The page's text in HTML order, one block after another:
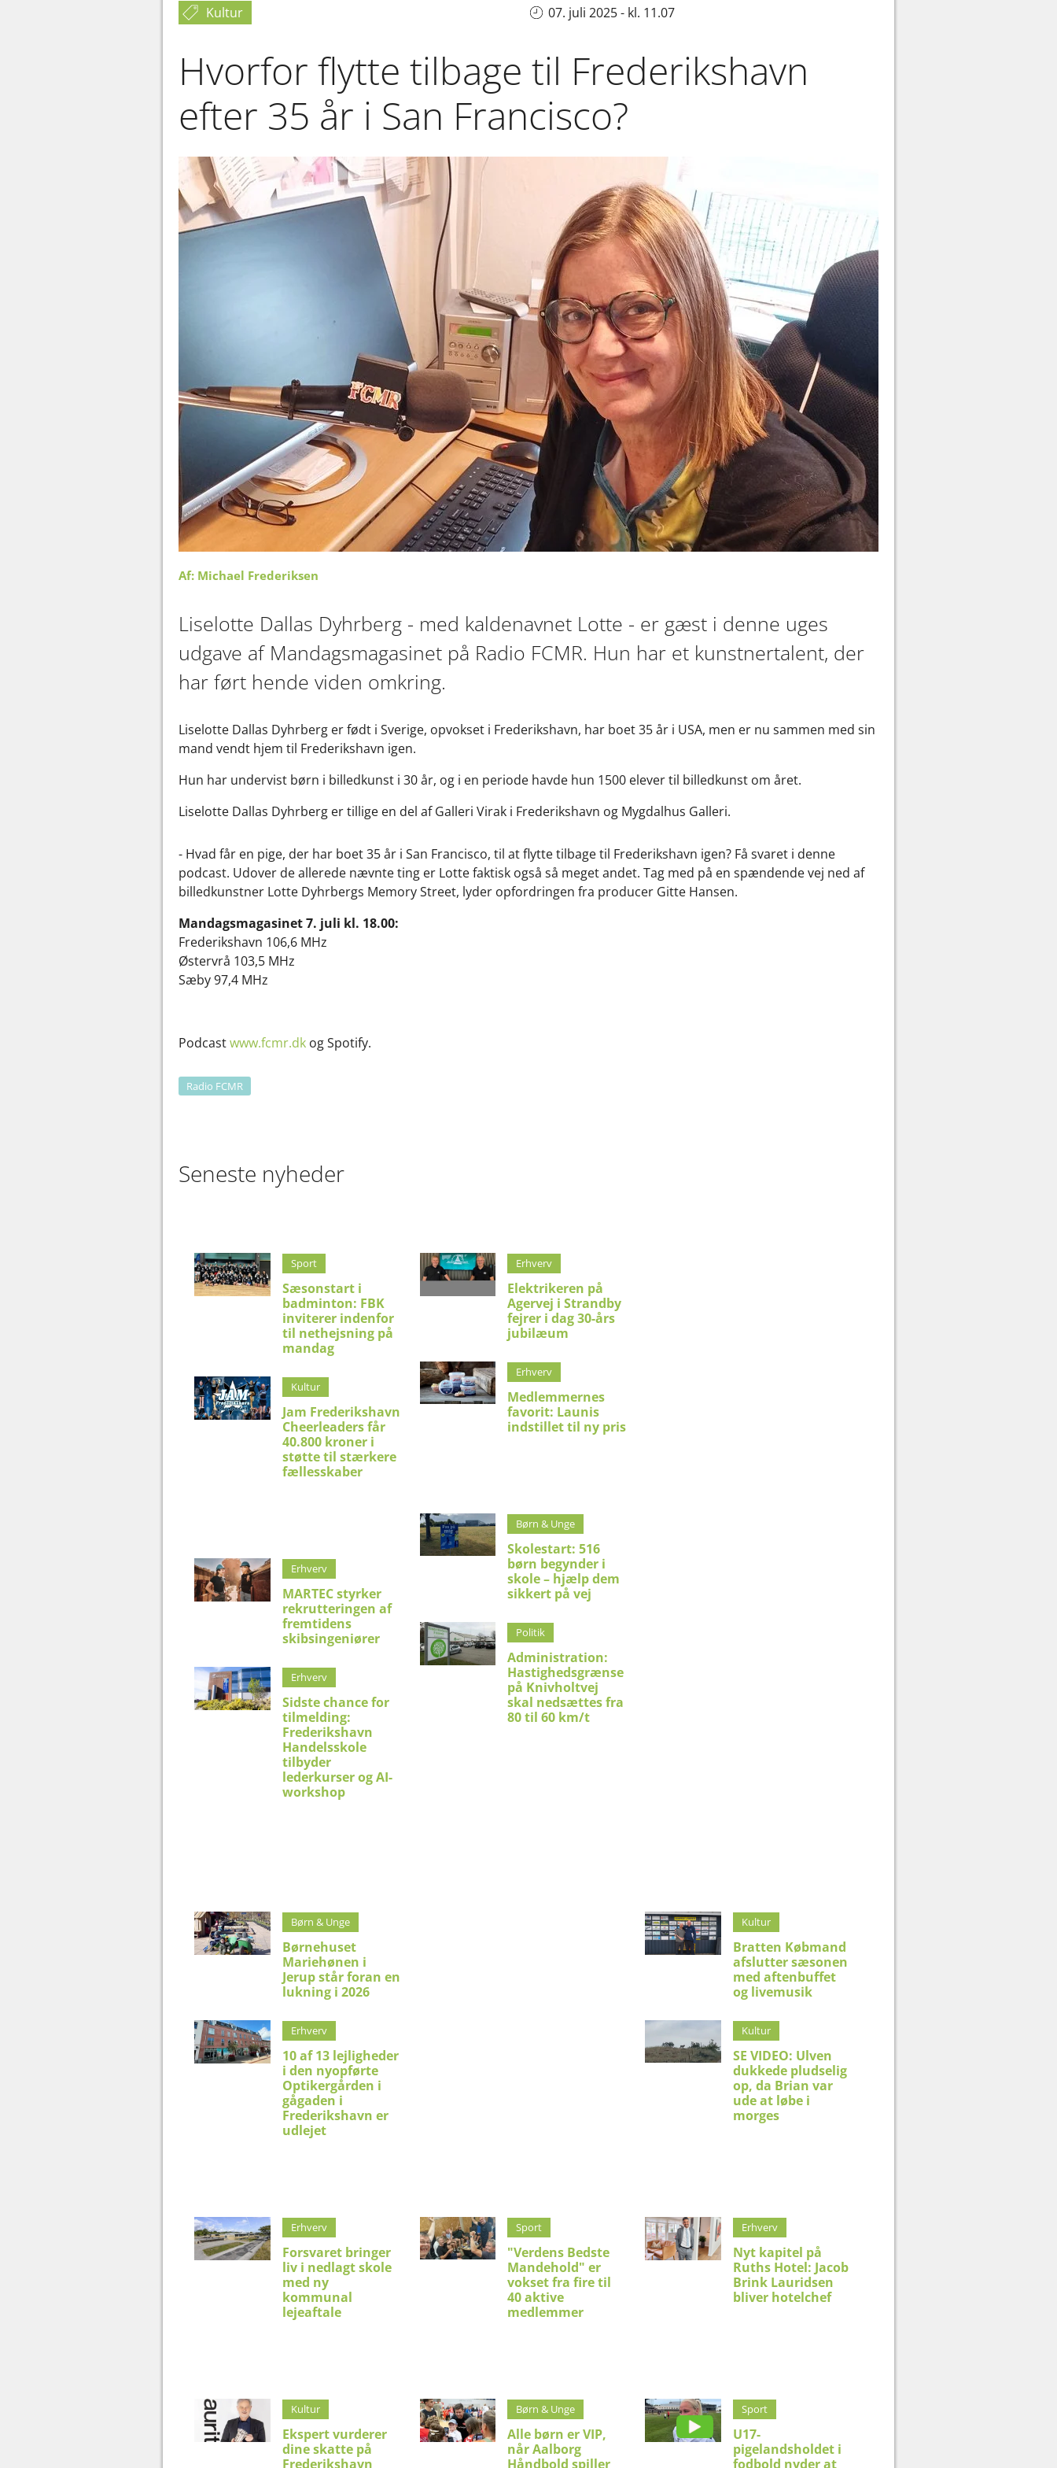
Kultur 07. juli 2025 - kl. 11.07
Hvorfor flytte tilbage til Frederikshavn
efter 35 år i San Francisco?
Af: Michael Frederiksen
Liselotte Dallas Dyhrberg - med kaldenavnet Lotte - er gæst i denne uges
udgave af Mandagsmagasinet på Radio FCMR. Hun har et kunstnertalent, der
har ført hende viden omkring.
Liselotte Dallas Dyhrberg er født i Sverige, opvokset i Frederikshavn, har boet 35 år i USA, men er nu sammen med sin
mand vendt hjem til Frederikshavn igen.
Hun har undervist børn i billedkunst i 30 år, og i en periode havde hun 1500 elever til billedkunst om året.
Liselotte Dallas Dyhrberg er tillige en del af Galleri Virak i Frederikshavn og Mygdalhus Galleri.
- Hvad får en pige, der har boet 35 år i San Francisco, til at flytte tilbage til Frederikshavn igen? Få svaret i denne
podcast. Udover de allerede nævnte ting er Lotte faktisk også så meget andet. Tag med på en spændende vej ned af
billedkunstner Lotte Dyhrbergs Memory Street, lyder opfordringen fra producer Gitte Hansen.
Mandagsmagasinet 7. juli kl. 18.00:
Frederikshavn 106,6 MHz
Østervrå 103,5 MHz
Sæby 97,4 MHz
Podcastwww.fcmr.dk og Spotify.
Radio FCMR
Seneste nyheder
Sport
Sæsonstart i
badminton: FBK
inviterer indenfor
til nethejsning på
mandag
Kultur
Jam Frederikshavn
Cheerleaders får
40.800 kroner i
støtte til stærkere
fællesskaber
Erhverv
MARTEC styrker
rekrutteringen af
fremtidens
skibsingeniører
Erhverv
Sidste chance for
tilmelding:
Frederikshavn
Handelsskole
tilbyder
lederkurser og AI-
workshop
Erhverv
Elektrikeren på
Agervej i Strandby
fejrer i dag 30-års
jubilæum
Erhverv
Medlemmernes
favorit: Launis
indstillet til ny pris
Børn & Unge
Skolestart: 516
børn begynder i
skole – hjælp dem
sikkert på vej
Politik
Administration:
Hastighedsgrænse
på Knivholtvej
skal nedsættes fra
80 til 60 km/t
Børn & Unge
Børnehuset
Mariehønen i
Jerup står foran en
lukning i 2026
Erhverv
10 af 13 lejligheder
i den nyopførte
Optikergården i
gågaden i
Frederikshavn er
udlejet
Kultur
Bratten Købmand
afslutter sæsonen
med aftenbuffet
og livemusik
Kultur
SE VIDEO: Ulven
dukkede pludselig
op, da Brian var
ude at løbe i
morges
Erhverv
Forsvaret bringer
liv i nedlagt skole
med ny
kommunal
lejeaftale
Sport
"Verdens Bedste
Mandehold" er
vokset fra fire til
40 aktive
medlemmer
Erhverv
Nyt kapitel på
Ruths Hotel: Jacob
Brink Lauridsen
bliver hotelchef
Kultur
Ekspert vurderer
dine skatte på
Frederikshavn
Børn & Unge
Alle børn er VIP,
når Aalborg
Håndbold spiller
Sport
U17-
pigelandsholdet i
fodbold nyder at